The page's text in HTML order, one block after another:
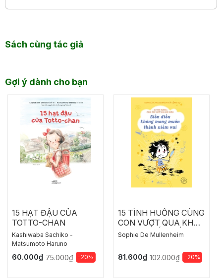
Sách cùng tác giả
Gợi ý dành cho bạn
15 HẠT ĐẬU CỦA
TOTTO-CHAN
Kashiwaba Sachiko -
Matsumoto Haruno
60.000₫ 75.000₫ -20%
15 TÌNH HUỐNG CÙNG
CON VƯỢT QUA KHÓ
KHĂN - BIẾN ĐIỀU
THÀNH NIỀM VUI
Sophie De Mullenheim
81.600₫ 102.000₫ -20%